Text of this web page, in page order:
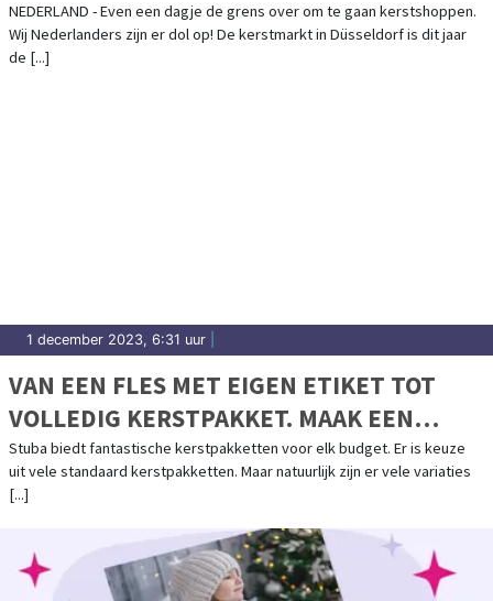
NEDERLAND - Even een dagje de grens over om te gaan kerstshoppen.
Wij Nederlanders zijn er dol op! De kerstmarkt in Düsseldorf is dit jaar
de [...]
1 december 2023, 6:31 uur
VAN EEN FLES MET EIGEN ETIKET TOT
VOLLEDIG KERSTPAKKET. MAAK EEN
AFSPRAAK VOOR EEN PAKKET VAN A TOT Z
Stuba biedt fantastische kerstpakketten voor elk budget. Er is keuze
uit vele standaard kerstpakketten. Maar natuurlijk zijn er vele variaties
[...]